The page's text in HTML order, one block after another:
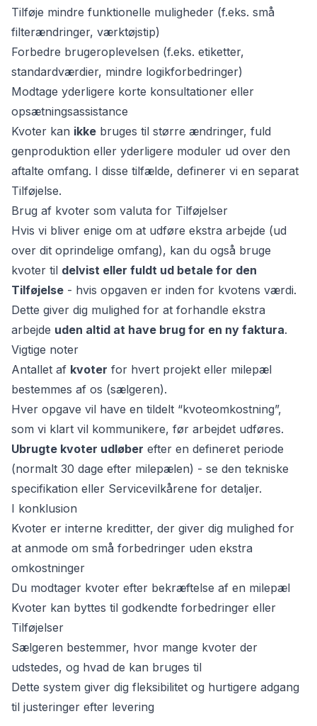
Tilføje mindre funktionelle muligheder (f.eks. små
filterændringer, værktøjstip)
Forbedre brugeroplevelsen (f.eks. etiketter,
standardværdier, mindre logikforbedringer)
Modtage yderligere korte konsultationer eller
opsætningsassistance
Kvoter kan ikke bruges til større ændringer, fuld
genproduktion eller yderligere moduler ud over den
aftalte omfang. I disse tilfælde, definerer vi en separat
Tilføjelse.
Brug af kvoter som valuta for Tilføjelser
Hvis vi bliver enige om at udføre ekstra arbejde (ud
over dit oprindelige omfang), kan du også bruge
kvoter til delvist eller fuldt ud betale for den
Tilføjelse - hvis opgaven er inden for kvotens værdi.
Dette giver dig mulighed for at forhandle ekstra
arbejde uden altid at have brug for en ny faktura.
Vigtige noter
Antallet af kvoter for hvert projekt eller milepæl
bestemmes af os (sælgeren).
Hver opgave vil have en tildelt “kvoteomkostning”,
som vi klart vil kommunikere, før arbejdet udføres.
Ubrugte kvoter udløber efter en defineret periode
(normalt 30 dage efter milepælen) - se den tekniske
specifikation eller Servicevilkårene for detaljer.
I konklusion
Kvoter er interne kreditter, der giver dig mulighed for
at anmode om små forbedringer uden ekstra
omkostninger
Du modtager kvoter efter bekræftelse af en milepæl
Kvoter kan byttes til godkendte forbedringer eller
Tilføjelser
Sælgeren bestemmer, hvor mange kvoter der
udstedes, og hvad de kan bruges til
Dette system giver dig fleksibilitet og hurtigere adgang
til justeringer efter levering